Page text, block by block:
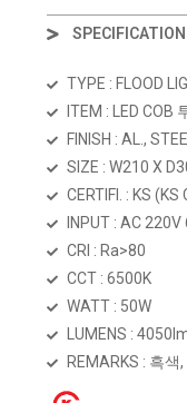
SPECIFICATION
TYPE : FLOOD
ITEM : LED COB
FINISH : AL.,
SIZE : W210 X
CERTIFI. : KS
INPUT : AC 220V
CRI : Ra>80
CCT : 6500K
WATT : 50W
LUMENS :
REMARKS : 흑